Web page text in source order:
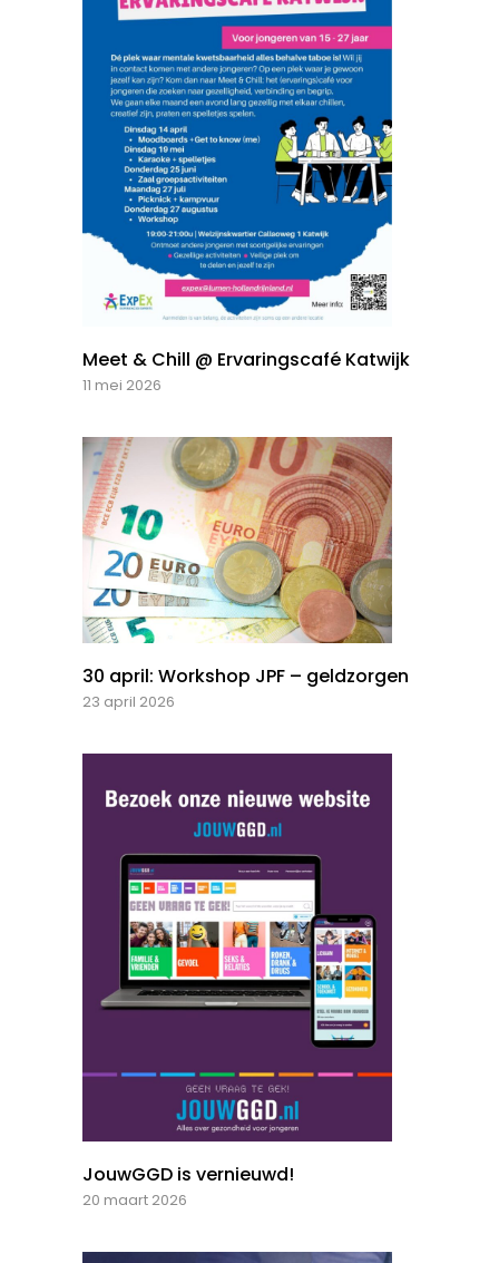
Meet & Chill @ Ervaringscafé Katwijk
11 mei 2026
30 april: Workshop JPF – geldzorgen
23 april 2026
JouwGGD is vernieuwd!
20 maart 2026